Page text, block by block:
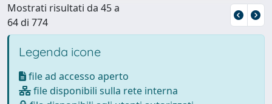
Mostrati risultati da 45 a
64 di 774
Legenda icone
file ad accesso aperto
file disponibili sulla rete interna